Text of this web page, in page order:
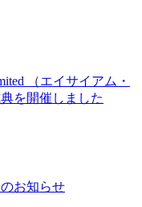
（エイサイアム・
を開催しました
お知らせ